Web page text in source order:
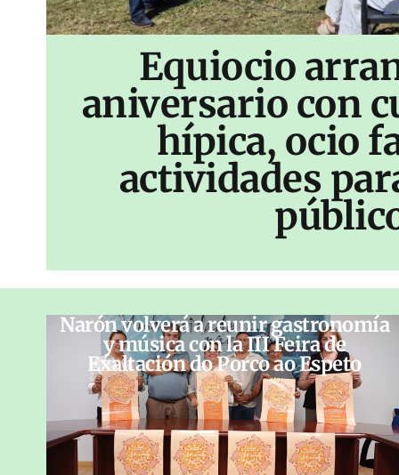
Equiocio
aniversario con
hípica, ocio
actividades
Narón volverá a reunir gastronomía
y música con la III Feira de
Exaltación do Porco ao Espeto